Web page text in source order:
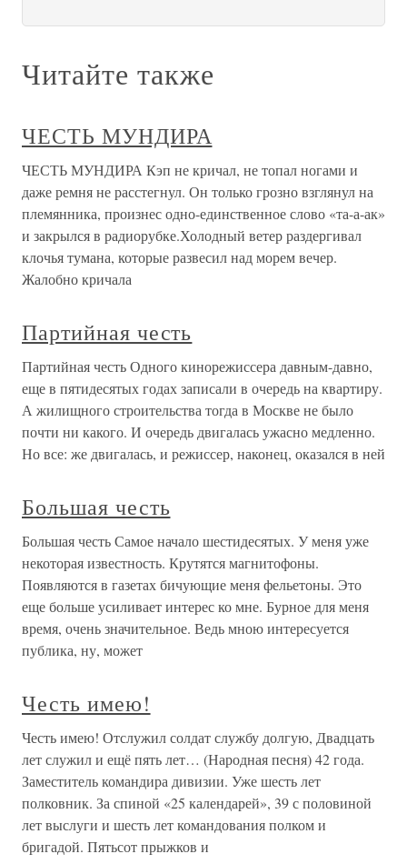
Читайте также
ЧЕСТЬ МУНДИРА
ЧЕСТЬ МУНДИРА Кэп не кричал, не топал ногами и
даже ремня не расстегнул. Он только грозно взглянул на
племянника, произнес одно-единственное слово «та-а-ак»
и закрылся в радиорубке.Холодный ветер раздергивал
клочья тумана, которые развесил над морем вечер.
Жалобно кричала
Партийная честь
Партийная честь Одного кинорежиссера давным-давно,
еще в пятидесятых годах записали в очередь на квартиру.
А жилищного строительства тогда в Москве не было
почти ни какого. И очередь двигалась ужасно медленно.
Но все: же двигалась, и режиссер, наконец, оказался в ней
Большая честь
Большая честь Самое начало шестидесятых. У меня уже
некоторая известность. Крутятся магнитофоны.
Появляются в газетах бичующие меня фельетоны. Это
еще больше усиливает интерес ко мне. Бурное для меня
время, очень значительное. Ведь мною интересуется
публика, ну, может
Честь имею!
Честь имею! Отслужил солдат службу долгую, Двадцать
лет служил и ещё пять лет… (Народная песня) 42 года.
Заместитель командира дивизии. Уже шесть лет
полковник. За спиной «25 календарей», 39 с половиной
лет выслуги и шесть лет командования полком и
бригадой. Пятьсот прыжков и